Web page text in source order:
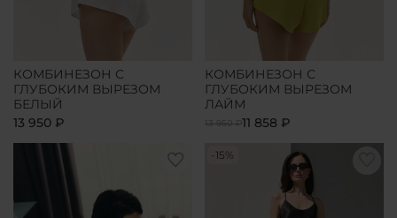
КОМБИНЕЗОН С
ГЛУБОКИМ ВЫРЕЗОМ
БЕЛЫЙ
13 950 ₽
КОМБИНЕЗОН С
ГЛУБОКИМ ВЫРЕЗОМ
ЛАЙМ
13 950 ₽11 858 ₽
-15%